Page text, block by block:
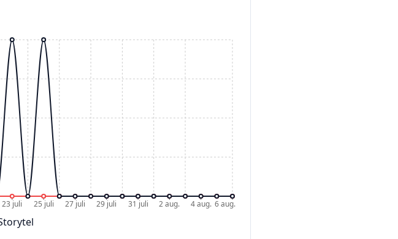
23 juli 25 juli 27 juli 29 juli 31 juli 2 aug. 4 aug. 6 aug.